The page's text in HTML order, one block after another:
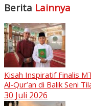
Berita Lainnya
Kisah Inspiratif Finalis
Al-Qur’an di Balik Seni
30 Juli 2026